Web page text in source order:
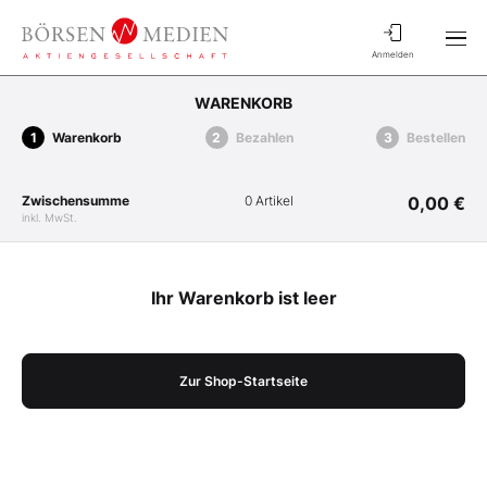
Anmelden
WARENKORB
Warenkorb Bezahlen Bestellen
Zwischensumme
inkl. MwSt.
0 Artikel 0,00 €
Ihr Warenkorb ist leer
Zur Shop-Startseite